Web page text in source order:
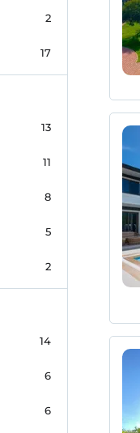
2
17
13
11
8
5
2
14
6
6